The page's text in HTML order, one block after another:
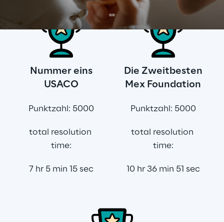
Nummer eins
USACO
Punktzahl: 5000
total resolution
time:
7 hr 5 min 15 sec
Die Zweitbesten
Mex Foundation
Punktzahl: 5000
total resolution
time:
10 hr 36 min 51 sec